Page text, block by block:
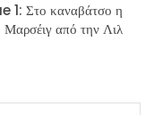
1: Στο καναβάτσο η
Μαρσέιγ από την Λιλ